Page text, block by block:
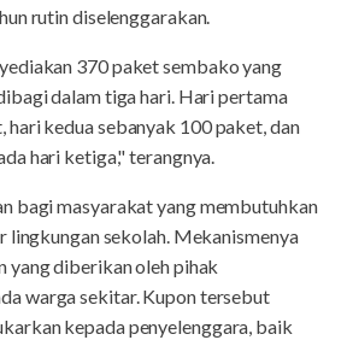
rutin diselenggarakan.
370 paket sembako yang
dalam tiga hari. Hari pertama
hari kedua sebanyak 100 paket, dan
hari ketiga," terangnya.
bagi masyarakat yang membutuhkan
lingkungan sekolah. Mekanismenya
yang diberikan oleh pihak
warga sekitar. Kupon tersebut
kepada penyelenggara, baik